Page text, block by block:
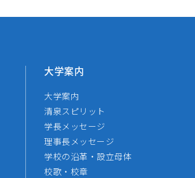
大学案内
大学案内
清泉スピリット
学長メッセージ
理事長メッセージ
学校の沿革・設立母体
校歌・校章